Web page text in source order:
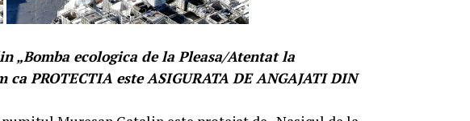
ecologica de la Pleasa/Atentat la
PROTECTIA este ASIGURATA DE ANGAJATI DIN